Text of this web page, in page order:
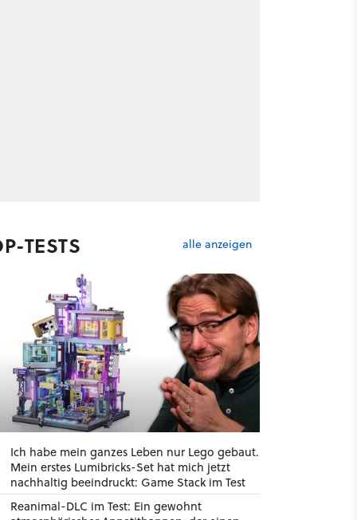
TESTS alle anzeigen
Ich habe mein ganzes Leben nur Lego gebaut.
Mein erstes Lumibricks-Set hat mich jetzt
nachhaltig beeindruckt: Game Stack im Test
Reanimal-DLC im Test: Ein gewohnt